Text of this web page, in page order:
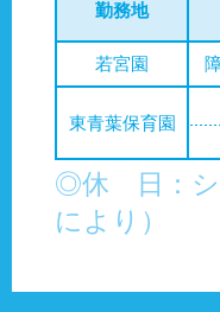
勤務地
若宮園
東青葉保育園
◎休 日：シ
により）